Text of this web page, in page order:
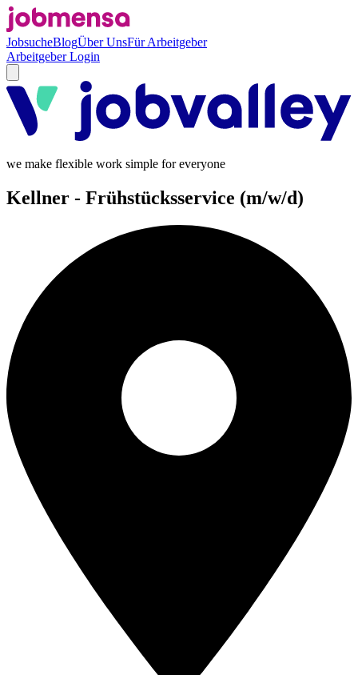
JobsucheBlogÜber UnsFür Arbeitgeber
Arbeitgeber Login
we make flexible work simple for everyone
Kellner - Frühstücksservice (m/w/d)